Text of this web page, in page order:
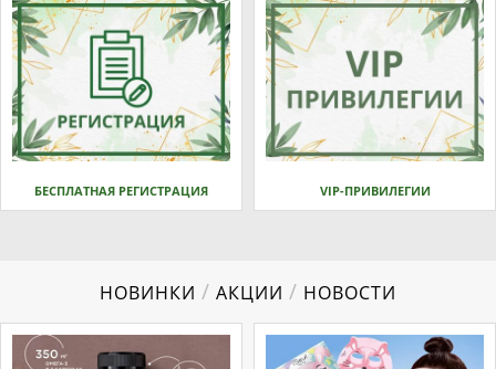
БЕСПЛАТНАЯ РЕГИСТРАЦИЯ VIP-ПРИВИЛЕГИИ
НОВИНКИ / АКЦИИ / НОВОСТИ